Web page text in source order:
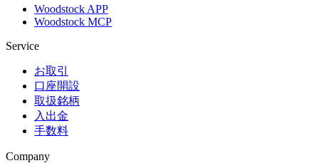
Woodstock APP
Woodstock MCP
Service
お取引
口座開設
取扱銘柄
入出金
手数料
Company